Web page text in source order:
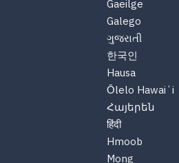
Gaeilge
Galego
ગુજરાતી
한국인
Hausa
Ōlelo Hawaiʻi
Հայերեն
हिंदी
Hmoob
Mong